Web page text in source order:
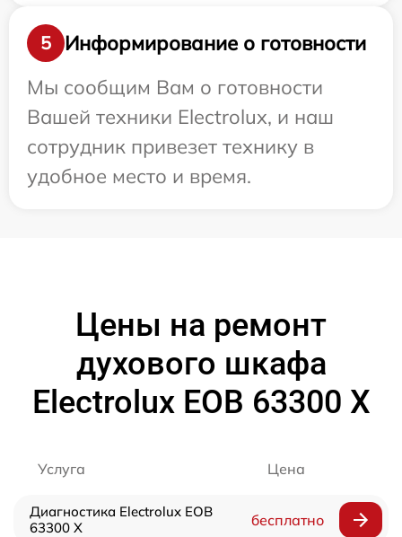
5
Информирование о готовности
Мы сообщим Вам о готовности
Вашей техники Electrolux, и наш
сотрудник привезет технику в
удобное место и время.
Цены на ремонт
духового шкафа
Electrolux EOB 63300 X
Услуга Цена
Диагностика Electrolux EOB
63300 X
бесплатно